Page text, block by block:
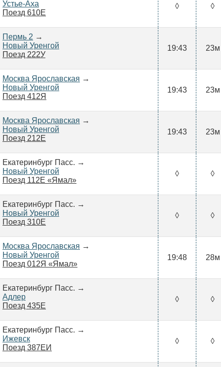
Устье-Аха
Поезд 610Е
◊ ◊
Пермь 2 →
Новый Уренгой
Поезд 222У
19:43 23м
Москва Ярославская →
Новый Уренгой
Поезд 412Я
19:43 23м
Москва Ярославская →
Новый Уренгой
Поезд 212Е
19:43 23м
Екатеринбург Пасс. →
Новый Уренгой
Поезд 112Е «Ямал»
◊ ◊
Екатеринбург Пасс. →
Новый Уренгой
Поезд 310Е
◊ ◊
Москва Ярославская →
Новый Уренгой
Поезд 012Я «Ямал»
19:48 28м
Екатеринбург Пасс. →
Адлер
Поезд 435Е
◊ ◊
Екатеринбург Пасс. →
Ижевск
Поезд 387ЕИ
◊ ◊